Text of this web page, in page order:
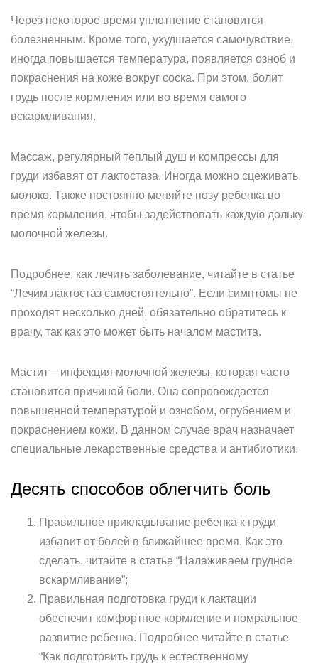
Через некоторое время уплотнение становится
болезненным. Кроме того, ухудшается самочувствие,
иногда повышается температура, появляется озноб и
покраснения на коже вокруг соска. При этом, болит
грудь после кормления или во время самого
вскармливания.
Массаж, регулярный теплый душ и компрессы для
груди избавят от лактостаза. Иногда можно сцеживать
молоко. Также постоянно меняйте позу ребенка во
время кормления, чтобы задействовать каждую дольку
молочной железы.
Подробнее, как лечить заболевание, читайте в статье
“Лечим лактостаз самостоятельно”. Если симптомы не
проходят несколько дней, обязательно обратитесь к
врачу, так как это может быть началом мастита.
Мастит – инфекция молочной железы, которая часто
становится причиной боли. Она сопровождается
повышенной температурой и ознобом, огрубением и
покраснением кожи. В данном случае врач назначает
специальные лекарственные средства и антибиотики.
Десять способов облегчить боль
Правильное прикладывание ребенка к груди
избавит от болей в ближайшее время. Как это
сделать, читайте в статье “Налаживаем грудное
вскармливание”;
Правильная подготовка груди к лактации
обеспечит комфортное кормление и номральное
развитие ребенка. Подробнее читайте в статье
“Как подготовить грудь к естественному